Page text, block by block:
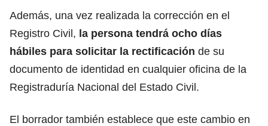
Además, una vez realizada la corrección en el
Registro Civil, la persona tendrá ocho días
hábiles para solicitar la rectificación de su
documento de identidad en cualquier oficina de la
Registraduría Nacional del Estado Civil.
El borrador también establece que este cambio en